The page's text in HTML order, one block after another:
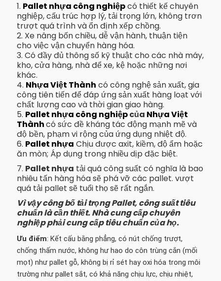
1. Pallet nhựa công nghiệpcó thiết kế chuyên
nghiệp, cấu trúc hợp lý, tải trọng lớn, không trơn
trượt quá trình và ổn định xếp chồng.
2. Xe nâng bốn chiều, dễ vận hành, thuận tiện
cho việc vận chuyển hàng hóa.
3. Có đầy đủ thông số kỹ thuật cho các nhà máy,
kho, cửa hàng, nhà để xe, kệ hoặc những nơi
khác.
4. Nhựa Việt Thành có công nghệ sản xuất, gia
công tiên tiến để đáp ứng sản xuất hàng loạt với
chất lượng cao và thời gian giao hàng.
5. Pallet nhựa công nghiệpcủa Nhựa Việt
Thànhcó sức đề kháng tác động mạnh mẽ và
độ bền, phạm vi rộng của ứng dụng nhiệt độ.
6. Pallet nhựa Chịu được axit, kiềm, độ ẩm hoặc
ăn mòn; Áp dụng trong nhiều dịp đặc biệt.
7. Pallet nhựa tải quá công suất có nghĩa là bao
nhiêu tấn hàng hóa sẽ phá vỡ các pallet. vượt
quá tải pallet sẽ tuổi thọ sẽ rất ngắn.
Vì vậy công bố tải trọng Pallet, công suất tiêu
chuẩn là cần thiết. Nhà cung cấp chuyên
nghiệp phải cung cấp tiêu chuẩn của họ.
Ưu điểm: Kết cấu bằng phẳng, có nút chống trượt,
chống thấm nước, không hư hao do côn trùng cắn (mối
mọt) như pallet gỗ, không bị rỉ sét hay oxi hóa trong môi
trường như pallet sắt, có khả năng chịu lực, chịu nhiệt,